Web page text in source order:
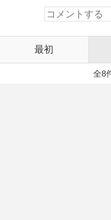
最初
全8